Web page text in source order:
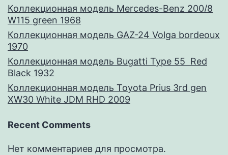
Коллекционная модель Mercedes-Benz 200/8
W115 green 1968
Коллекционная модель GAZ-24 Volga bordeoux
1970
Коллекционная модель Bugatti Type 55 Red
Black 1932
Коллекционная модель Toyota Prius 3rd gen
XW30 White JDM RHD 2009
Recent Comments
Нет комментариев для просмотра.